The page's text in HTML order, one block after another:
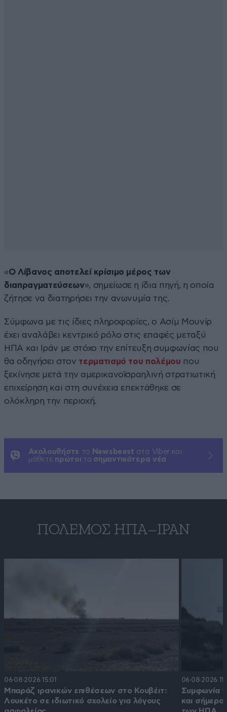
«Ο Λίβανος αποτελεί κρίσιμο μέρος των
διαπραγματεύσεων», σημείωσε η ίδια πηγή, η οποία
ζήτησε να διατηρήσει την ανωνυμία της.
Σύμφωνα με τις ίδιες πληροφορίες, ο Ασίμ Μουνίρ
έχει αναλάβει κεντρικό ρόλο στις επαφές μεταξύ
ΗΠΑ και Ιράν με στόχο την επίτευξη συμφωνίας που
θα οδηγήσει στον τερματισμό του πολέμου που
ξεκίνησε μετά την αμερικανοϊσραηλινή στρατιωτική
επιχείρηση και στη συνέχεια επεκτάθηκε σε
ολόκληρη την περιοχή.
Ακολουθήστε το Newsbeast στο Viber και
μάθετε πρώτοι τα σημαντικότερα νέα
ΠΌΛΕΜΟΣ ΗΠΑ–ΙΡΆΝ
06·08·2026 15:01
Μπαράζ ιρανικών επιθέσεων στο Κουβέιτ:
Λουκέτο σε ιδιωτικό σχολείο για λόγους
06·08·2026
Συμφωνία
και